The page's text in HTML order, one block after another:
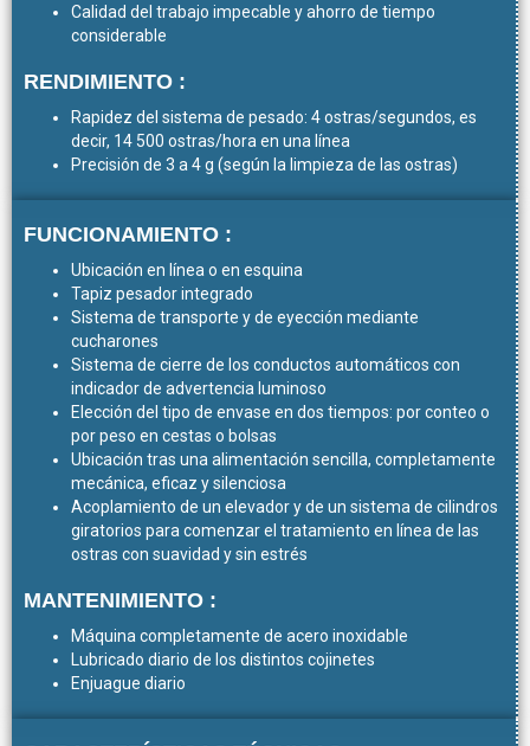
Calidad del trabajo impecable y ahorro de tiempo
considerable
RENDIMIENTO :
Rapidez del sistema de pesado: 4 ostras/segundos, es
decir, 14 500 ostras/hora en una línea
Precisión de 3 a 4 g (según la limpieza de las ostras)
FUNCIONAMIENTO :
Ubicación en línea o en esquina
Tapiz pesador integrado
Sistema de transporte y de eyección mediante
cucharones
Sistema de cierre de los conductos automáticos con
indicador de advertencia luminoso
Elección del tipo de envase en dos tiempos: por conteo o
por peso en cestas o bolsas
Ubicación tras una alimentación sencilla, completamente
mecánica, eficaz y silenciosa
Acoplamiento de un elevador y de un sistema de cilindros
giratorios para comenzar el tratamiento en línea de las
ostras con suavidad y sin estrés
MANTENIMIENTO :
Máquina completamente de acero inoxidable
Lubricado diario de los distintos cojinetes
Enjuague diario